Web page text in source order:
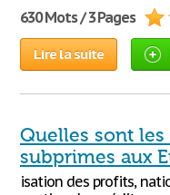
630 Mots / 3 Pages
Lire la suite
Quelles sont les
subprimes aux
isation des profits,